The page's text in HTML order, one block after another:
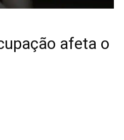
afeta o